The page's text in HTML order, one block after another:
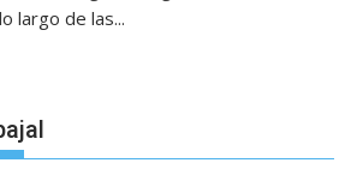
largo de las...